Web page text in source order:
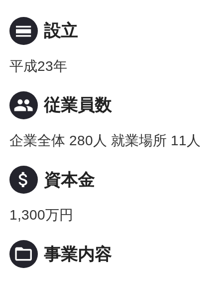
calendar_view_day 設立
平成23年
people 従業員数
企業全体 280人 就業場所 11人
attach_money 資本金
1,300万円
folder_open 事業内容